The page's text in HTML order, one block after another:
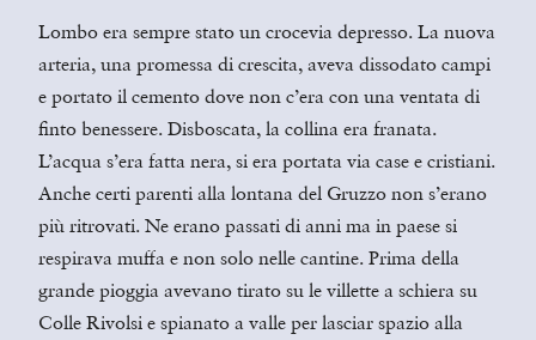
Lombo era sempre stato un crocevia depresso. La nuova
arteria, una promessa di crescita, aveva dissodato campi
e portato il cemento dove non c’era con una ventata di
finto benessere. Disboscata, la collina era franata.
L’acqua s’era fatta nera, si era portata via case e cristiani.
Anche certi parenti alla lontana del Gruzzo non s’erano
più ritrovati. Ne erano passati di anni ma in paese si
respirava muffa e non solo nelle cantine. Prima della
grande pioggia avevano tirato su le villette a schiera su
Colle Rivolsi e spianato a valle per lasciar spazio alla